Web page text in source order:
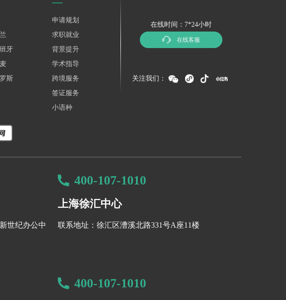
学科活动（如机器人社团或
处理和人机交互，强调跨学
AI、机器人自主系统和AI伦
学习）、CS224N（自然语
技术等，提供“商业人工智
机器人、可信AI等，学生可
牙
斯
申请规划
求职就业
背景提升
学术指导
跨境服务
签证服务
小语种
在线时间：7*24小时
在线客服
关注我们：
世纪办公中
400-107-1010
上海徐汇中心
联系地址：徐汇区漕溪北路331号A座11楼
400-107-1010